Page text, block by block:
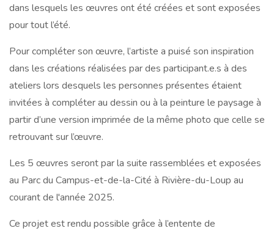
dans lesquels les œuvres ont été créées et sont exposées
pour tout l’été.
Pour compléter son œuvre, l’artiste a puisé son inspiration
dans les créations réalisées par des participant.e.s à des
ateliers lors desquels les personnes présentes étaient
invitées à compléter au dessin ou à la peinture le paysage à
partir d’une version imprimée de la même photo que celle se
retrouvant sur l’œuvre.
Les 5 œuvres seront par la suite rassemblées et exposées
au Parc du Campus-et-de-la-Cité à Rivière-du-Loup au
courant de l'année 2025.
Ce projet est rendu possible grâce à l’entente de